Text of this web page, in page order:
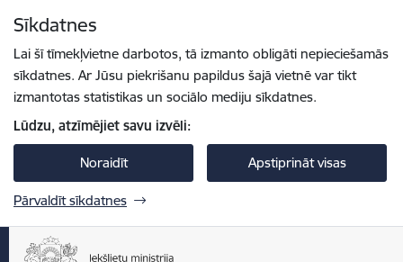
Sīkdatnes
Lai šī tīmekļvietne darbotos, tā izmanto obligāti nepieciešamās
sīkdatnes. Ar Jūsu piekrišanu papildus šajā vietnē var tikt
izmantotas statistikas un sociālo mediju sīkdatnes.
Lūdzu, atzīmējiet savu izvēli:
Noraidīt Apstiprināt visas
Pārvaldīt sīkdatnes